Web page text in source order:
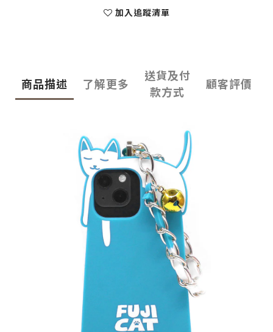
加入追蹤清單
商品描述 了解更多
送貨及付
款方式
顧客評價